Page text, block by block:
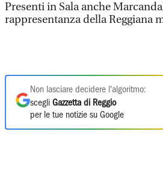
Presenti in Sala anche
rappresentanza della Reggiana
Non lasciare decidere l'algoritmo:
scegli Gazzetta di Reggio
per le tue notizie su Google